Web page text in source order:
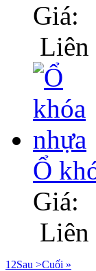
Giá:
Liên
Ổ
Giá:
Liên
1 2Sau >Cuối »